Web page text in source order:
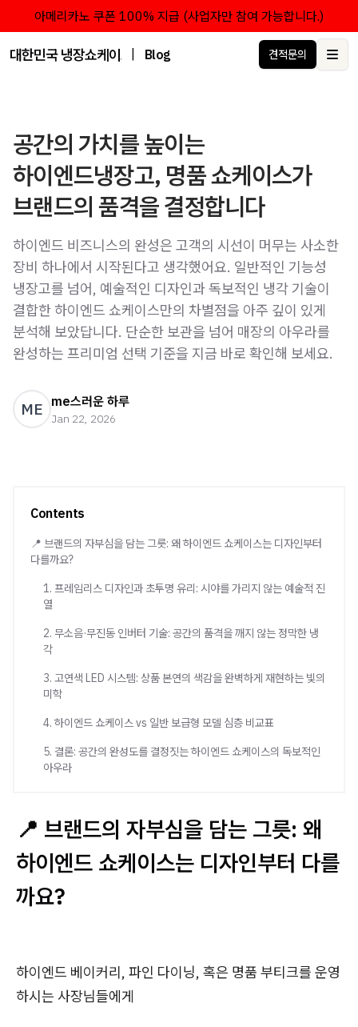
아메리카노 쿠폰 100% 지급 (사업자만 참여 가능합니다.)
대한민국 냉장쇼케이스 점유율 1위 브랜드 한성쇼케이스
Blog 견적문의
공간의 가치를 높이는
하이엔드냉장고, 명품 쇼케이스가
브랜드의 품격을 결정합니다
하이엔드 비즈니스의 완성은 고객의 시선이 머무는 사소한
장비 하나에서 시작된다고 생각했어요. 일반적인 기능성
냉장고를 넘어, 예술적인 디자인과 독보적인 냉각 기술이
결합한 하이엔드 쇼케이스만의 차별점을 아주 깊이 있게
분석해 보았답니다. 단순한 보관을 넘어 매장의 아우라를
완성하는 프리미엄 선택 기준을 지금 바로 확인해 보세요.
ME me스러운 하루
Jan 22, 2026
Contents
📍 브랜드의 자부심을 담는 그릇: 왜 하이엔드 쇼케이스는 디자인부터
다를까요?
1. 프레임리스 디자인과 초투명 유리: 시야를 가리지 않는 예술적 진
열
2. 무소음·무진동 인버터 기술: 공간의 품격을 깨지 않는 정막한 냉
각
3. 고연색 LED 시스템: 상품 본연의 색감을 완벽하게 재현하는 빛의
미학
4. 하이엔드 쇼케이스 vs 일반 보급형 모델 심층 비교표
5. 결론: 공간의 완성도를 결정짓는 하이엔드 쇼케이스의 독보적인
아우라
📍 브랜드의 자부심을 담는 그릇: 왜
하이엔드 쇼케이스는 디자인부터 다를
까요?
하이엔드 베이커리, 파인 다이닝, 혹은 명품 부티크를 운영
하시는 사장님들에게